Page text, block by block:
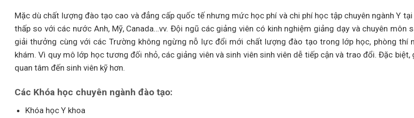
Mặc dù chất lượng đào tạo cao và đẳng cấp quốc tế nhưng mức học phí và chi phí học tập chuyên ngành Y tại
thấp so với các nước Anh, Mỹ, Canada…vv. Đội ngũ các giảng viên có kinh nghiệm giảng dạy và chuyên môn
giải thưởng cùng với các Trường không ngừng nỗ lực đổi mới chất lượng đào tạo trong lớp học, phòng thí
khám. Vì quy mô lớp học tương đối nhỏ, các giảng viên và sinh viên sinh viên dễ tiếp cận và trao đổi. Đặc biệt,
quan tâm đến sinh viên kỹ hơn.
Các Khóa học chuyên ngành đào tạo:
Khóa học Y khoa